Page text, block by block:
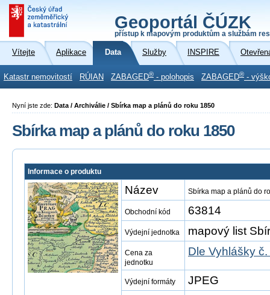
Geoportál ČÚZK
přístup k mapovým produktům a službám
Vítejte Aplikace Data Služby INSPIRE
Katastr nemovitostí RÚIAN ZABAGED® - polohopis ZABAGED® -
Nyní jste zde: Data / Archiválie / Sbírka map a plánů do roku 1850
Sbírka map a plánů do roku 1850
Informace o produktu
Název Sbírka map a plánů do
Obchodní kód 63814
Výdejní jednotka mapový list
Cena za
jednotku
Dle Vyhlášky
Výdejní formáty JPEG